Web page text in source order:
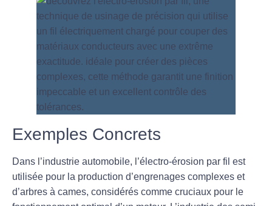
Exemples Concrets
Dans l’industrie automobile, l’électro-érosion par fil est
utilisée pour la production d’engrenages complexes et
d’arbres à cames, considérés comme cruciaux pour le